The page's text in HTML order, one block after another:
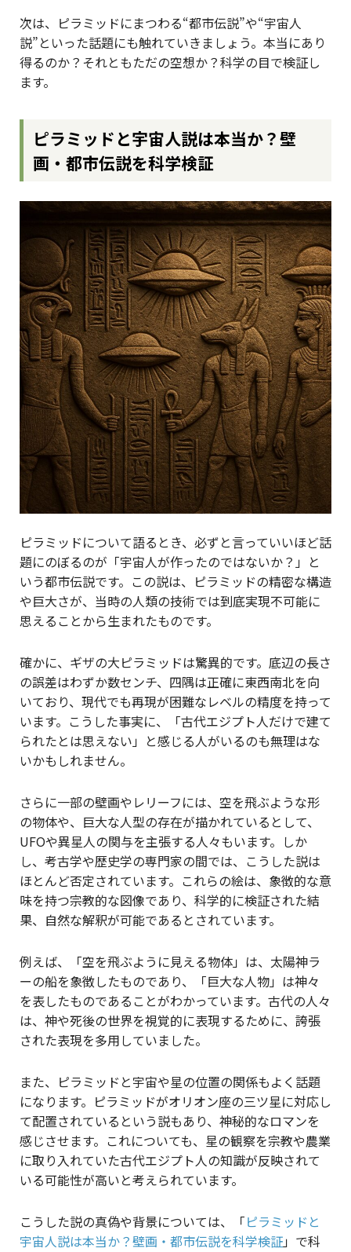
次は、ピラミッドにまつわる“都市伝説”や“宇宙人
説”といった話題にも触れていきましょう。本当にあり
得るのか？それともただの空想か？科学の目で検証し
ます。
ピラミッドと宇宙人説は本当か？壁
画・都市伝説を科学検証
ピラミッドについて語るとき、必ずと言っていいほど話
題にのぼるのが「宇宙人が作ったのではないか？」と
いう都市伝説です。この説は、ピラミッドの精密な構造
や巨大さが、当時の人類の技術では到底実現不可能に
思えることから生まれたものです。
確かに、ギザの大ピラミッドは驚異的です。底辺の長さ
の誤差はわずか数センチ、四隅は正確に東西南北を向
いており、現代でも再現が困難なレベルの精度を持って
います。こうした事実に、「古代エジプト人だけで建て
られたとは思えない」と感じる人がいるのも無理はな
いかもしれません。
さらに一部の壁画やレリーフには、空を飛ぶような形
の物体や、巨大な人型の存在が描かれているとして、
UFOや異星人の関与を主張する人々もいます。しか
し、考古学や歴史学の専門家の間では、こうした説は
ほとんど否定されています。これらの絵は、象徴的な意
味を持つ宗教的な図像であり、科学的に検証された結
果、自然な解釈が可能であるとされています。
例えば、「空を飛ぶように見える物体」は、太陽神ラ
ーの船を象徴したものであり、「巨大な人物」は神々
を表したものであることがわかっています。古代の人々
は、神や死後の世界を視覚的に表現するために、誇張
された表現を多用していました。
また、ピラミッドと宇宙や星の位置の関係もよく話題
になります。ピラミッドがオリオン座の三ツ星に対応し
て配置されているという説もあり、神秘的なロマンを
感じさせます。これについても、星の観察を宗教や農業
に取り入れていた古代エジプト人の知識が反映されて
いる可能性が高いと考えられています。
こうした説の真偽や背景については、「ピラミッドと
宇宙人説は本当か？壁画・都市伝説を科学検証」で科